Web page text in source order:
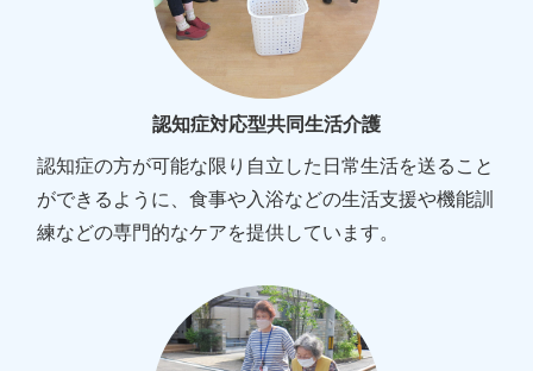
認知症対応型共同生活介護
認知症の方が可能な限り自立した日常生活を送ること
ができるように、食事や入浴などの生活支援や機能訓
練などの専門的なケアを提供しています。